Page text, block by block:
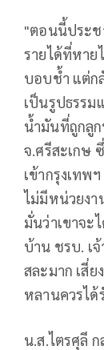
"ตอนนี้ประช
รายได้ที่หาย
บอบช้ำ แต่ก
เป็นรูปธรร
น้ำมันที่ถูกลู
จ.ศรีสะเกษ
เข้ากรุงเทพ
ไม่มีหน่วยงา
มั่นว่าเขาจะ
บ้าน ชรบ. เ
สละมาก เสี่
หลานควรได้
น.ส.ไตรศุลี